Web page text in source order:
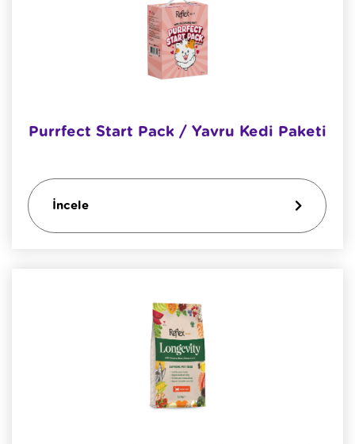
Purrfect Start Pack / Yavru Kedi Paketi
İncele